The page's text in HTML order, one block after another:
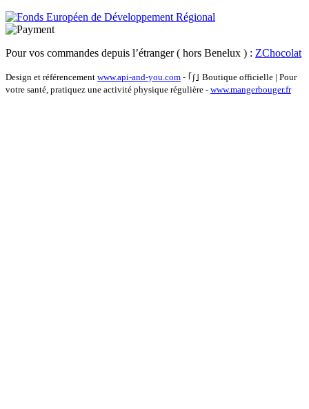
Pour vos commandes depuis l’étranger ( hors Benelux ) : ZChocolat
Design et référencement www.api-and-you.com - ｢∫｣ Boutique officielle | Pour
votre santé, pratiquez une activité physique régulière - www.mangerbouger.fr